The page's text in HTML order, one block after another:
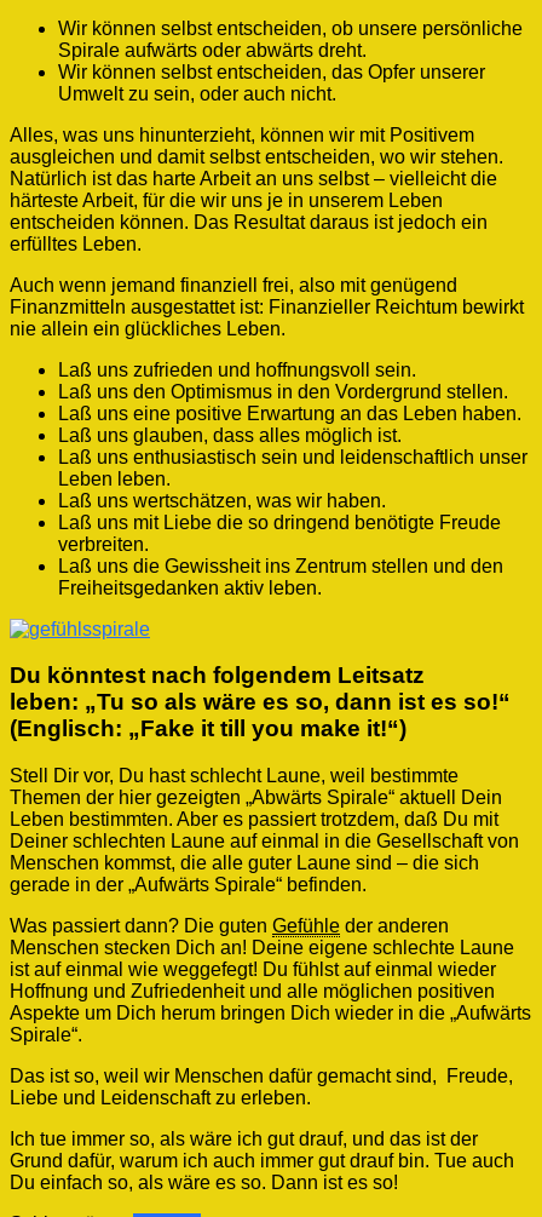
Wir können selbst entscheiden, ob unsere persönliche
Spirale aufwärts oder abwärts dreht.
Wir können selbst entscheiden, das Opfer unserer
Umwelt zu sein, oder auch nicht.
Alles, was uns hinunterzieht, können wir mit Positivem
ausgleichen und damit selbst entscheiden, wo wir stehen.
Natürlich ist das harte Arbeit an uns selbst – vielleichtdie
härteste Arbeit, für die wir uns je in unserem Leben
entscheiden können. Das Resultat daraus ist jedoch ein
erfülltes Leben.
Auch wenn jemand finanziell frei, also mit genügend
Finanzmitteln ausgestattet ist: Finanzieller Reichtum bewirkt
nie allein ein glückliches Leben.
Laß uns zufrieden und hoffnungsvoll sein.
Laß uns den Optimismus in den Vordergrund stellen.
Laß uns eine positive Erwartung an das Leben haben.
Laß uns glauben, dass alles möglich ist.
Laß uns enthusiastisch sein und leidenschaftlich unser
Leben leben.
Laß uns wertschätzen, was wir haben.
Laß uns mit Liebe die so dringend benötigte Freude
verbreiten.
Laß uns die Gewissheit ins Zentrum stellen und den
Freiheitsgedanken aktiv leben.
Du könntest nach folgendem Leitsatz
leben: „Tu so als wäre es so, dann ist es so!“
(Englisch: „Fake it till you make it!“)
Stell Dir vor, Du hast schlecht Laune, weil bestimmte
Themen der hier gezeigten „Abwärts Spirale“ aktuell Dein
Leben bestimmten. Aber es passiert trotzdem, daß Du mit
Deiner schlechten Laune auf einmal in die Gesellschaft von
Menschen kommst, die alle guter Laune sind – die sich
gerade in der „Aufwärts Spirale“ befinden.
Was passiert dann? Die guten Gefühle der anderen
Menschen stecken Dich an! Deine eigene schlechte Laune
ist auf einmal wie weggefegt! Du fühlst auf einmal wieder
Hoffnung und Zufriedenheit und alle möglichen positiven
Aspekte um Dich herum bringen Dich wieder in die „Aufwärts
Spirale“.
Das ist so, weil wir Menschen dafür gemacht sind, Freude,
Liebe und Leidenschaft zu erleben.
Ich tue immer so, als wäre ich gut drauf, und das ist der
Grund dafür, warum ich auch immer gut drauf bin. Tue auch
Du einfach so, als wäre es so. Dann ist es so!